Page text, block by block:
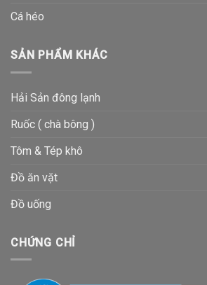
Cá héo
SẢN PHẨM KHÁC
Hải Sản đông lạnh
Ruốc ( chà bông )
Tôm & Tép khô
Đồ ăn vặt
Đồ uống
CHỨNG CHỈ